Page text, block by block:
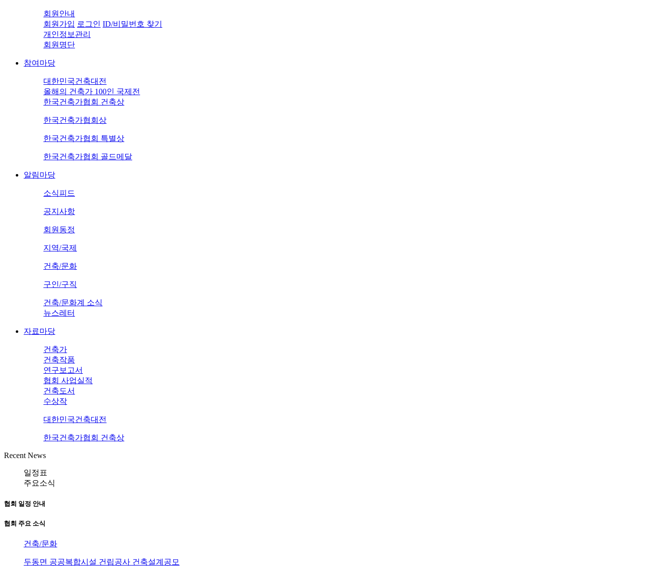
회원안내
회원가입 로그인 ID/비밀번호 찾기
개인정보관리
회원명단
참여마당
대한민국건축대전
올해의 건축가 100인 국제전
한국건축가협회 건축상
한국건축가협회상
한국건축가협회 특별상
한국건축가협회 골드메달
알림마당
소식피드
공지사항
회원동정
지역/국제
건축/문화
구인/구직
건축/문화계 소식
뉴스레터
자료마당
건축가
건축작품
연구보고서
협회 사업실적
건축도서
수상작
대한민국건축대전
한국건축가협회 건축상
Recent News
일정표
주요소식
협회 일정 안내
협회 주요 소식
건축/문화
두동면 공공복합시설 건립공사 건축설계공모